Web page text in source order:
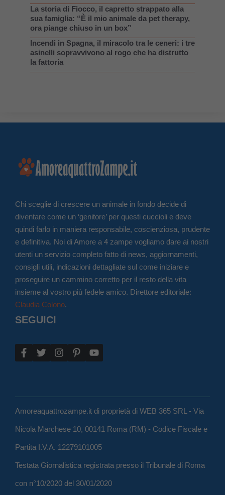
La storia di Fiocco, il capretto strappato alla
sua famiglia: “È il mio animale da pet therapy,
ora piange chiuso in un box”
Incendi in Spagna, il miracolo tra le ceneri: i tre
asinelli sopravvivono al rogo che ha distrutto
la fattoria
Chi sceglie di crescere un animale in fondo decide di
diventare come un ‘genitore’ per questi cuccioli e deve
quindi farlo in maniera responsabile, coscienziosa, prudente
e definitiva. Noi di Amore a 4 zampe vogliamo dare ai nostri
utenti un servizio completo fatto di news, aggiornamenti,
consigli utili, indicazioni dettagliate sul come iniziare e
proseguire un cammino corretto per il resto della vita
insieme al vostro più fedele amico. Direttore editoriale:
Claudia Colono.
SEGUICI
Amoreaquattrozampe.it di proprietà di WEB 365 SRL - Via
Nicola Marchese 10, 00141 Roma (RM) - Codice Fiscale e
Partita I.V.A. 12279101005
Testata Giornalistica registrata presso il Tribunale di Roma
con n°10/2020 del 30/01/2020